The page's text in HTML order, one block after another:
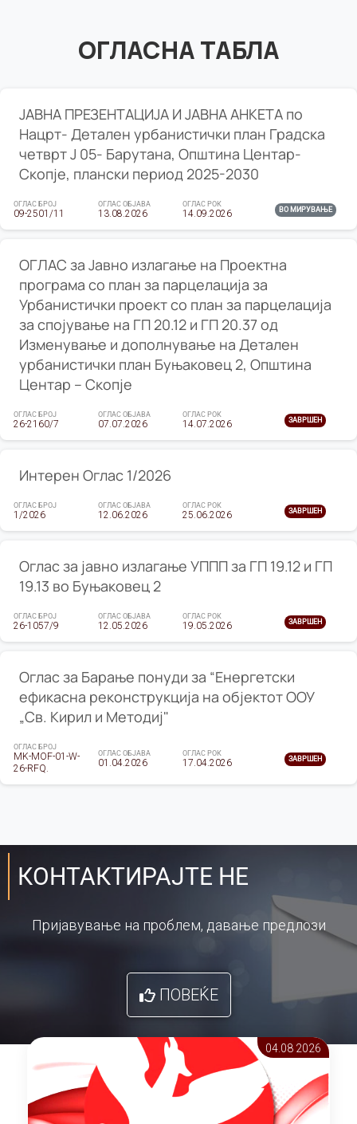
ОГЛАСНА ТАБЛА
ЈАВНА ПРЕЗЕНТАЦИЈА И ЈАВНА АНКЕТА по
Нацрт- Детален урбанистички план Градска
четврт Ј 05- Барутана, Општина Центар-
Скопје, плански период 2025-2030
ОГЛАС БРОЈ
09-2501/11
ОГЛАС ОБЈАВА
13.08.2026
ОГЛАС РОК
14.09.2026 ВО МИРУВАЊЕ
ОГЛАС за Јавно излагање на Проектна
програма со план за парцелација за
Урбанистички проект со план за парцелација
за спојување на ГП 20.12 и ГП 20.37 од
Изменување и дополнување на Детален
урбанистички план Буњаковец 2, Општина
Центар – Скопје
ОГЛАС БРОЈ
26-2160/7
ОГЛАС ОБЈАВА
07.07.2026
ОГЛАС РОК
14.07.2026 ЗАВРШЕН
Интерен Оглас 1/2026
ОГЛАС БРОЈ
1/2026
ОГЛАС ОБЈАВА
12.06.2026
ОГЛАС РОК
25.06.2026 ЗАВРШЕН
Оглас за јавно излагање УППП за ГП 19.12 и ГП
19.13 во Буњаковец 2
ОГЛАС БРОЈ
26-1057/9
ОГЛАС ОБЈАВА
12.05.2026
ОГЛАС РОК
19.05.2026 ЗАВРШЕН
Оглас за Барање понуди за “Енергетски
ефикасна реконструкција на објектот ООУ
„Св. Кирил и Методиј"
ОГЛАС БРОЈ
MK-MOF-01-W-
26-RFQ.
ОГЛАС ОБЈАВА
01.04.2026
ОГЛАС РОК
17.04.2026 ЗАВРШЕН
КОНТАКТИРАЈТЕ НЕ
Пријавување на проблем, давање предлози
ПОВЕЌЕ
04.08 2026